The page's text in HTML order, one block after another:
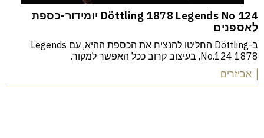
Döttling 1878 Legends No 124 יומידור-כספת
לאספנים
ב-Döttling החליטו להנציח את הכספת ההיא, עם Legends
No.124 1878, בעיצוב קרוב ככל האפשר למקור.
| אביזרים